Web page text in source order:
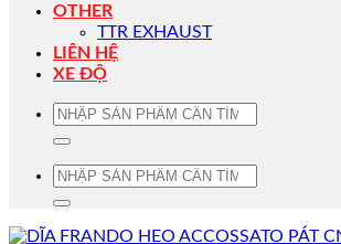
OTHER
TTR EXHAUST
LIÊN HỆ
XE ĐỘ
Tìm
Tìm